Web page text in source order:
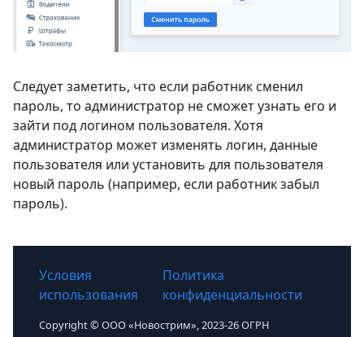
Следует заметить, что если работник сменил
пароль, то администратор не сможет узнать его и
зайти под логином пользователя. Хотя
администратор может изменять логин, данные
пользователя или установить для пользователя
новый пароль (например, если работник забыл
пароль).
Условия
использования
Политика
конфиденциальности
Copyright © ООО «Новострим», 2023-26 ОГРН